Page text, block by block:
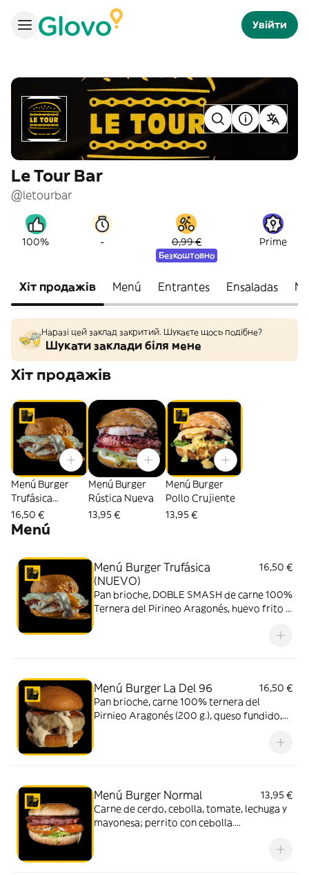
Увійти
Le Tour Bar
@letourbar
100% - 0,99 €
Безкоштовно
Prime
Хіт продажів Menú Entrantes Ensaladas
Наразі цей заклад закритий. Шукаєте щось подібне?
Шукати заклади біля мене
Хіт продажів
Menú Burger
Trufásica
(NUEVO)
16,50 €
Menú Burger
Rústica Nueva
13,95 €
Menú Burger
Pollo Crujiente
13,95 €
Menú
Menú Burger Trufásica
(NUEVO)
16,50 €
Pan brioche, DOBLE SMASH de carne 100%
Ternera del Pirineo Aragonés, huevo frito y
Acompañado de patatas y bebida (330 ml.)
Menú Burger La Del 96
16,50 €
Pan brioche, carne 100% ternera del
Pirnieo Aragonés (200 g.), queso fundido,
secreta. Acompañado de patatas y bebida
Menú Burger Normal
13,95 €
Carne de cerdo, cebolla, tomate, lechuga y
mayonesa; perrito con cebolla.